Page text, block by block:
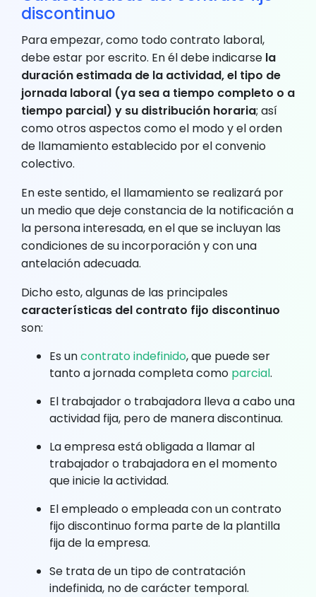
discontinuo
Para empezar, como todo contrato laboral,
debe estar por escrito. En él debe indicarse la
duración estimada de la actividad, el tipo de
jornada laboral (ya sea a tiempo completo o a
tiempo parcial) y su distribución horaria; así
como otros aspectos como el modo y el orden
de llamamiento establecido por el convenio
colectivo.
En este sentido, el llamamiento se realizará por
un medio que deje constancia de la notificación a
la persona interesada, en el que se incluyan las
condiciones de su incorporación y con una
antelación adecuada.
Dicho esto, algunas de las principales
características del contrato fijo discontinuo
son:
Es uncontrato indefinido, que puede ser
tanto a jornada completa como parcial.
El trabajador o trabajadora lleva a cabo una
actividad fija, pero de manera discontinua.
La empresa está obligada a llamar al
trabajador o trabajadora en el momento
que inicie la actividad.
El empleado o empleada con un contrato
fijo discontinuo forma parte de la plantilla
fija de la empresa.
Se trata de un tipo de contratación
indefinida, no de carácter temporal.